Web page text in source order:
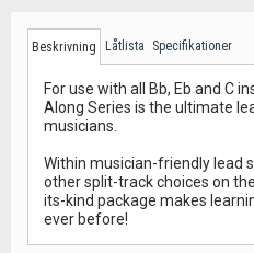
Beskrivning Låtlista Specifikationer
For use with all Bb, Eb and C
Along Series is the ultimate
musicians.
Within musician-friendly lead
other split-track choices on
its-kind package makes
ever before!